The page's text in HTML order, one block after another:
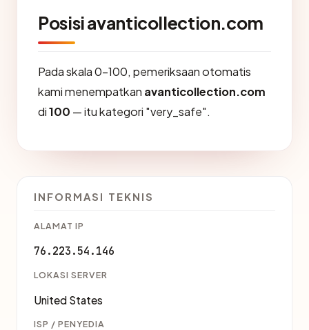
Posisi avanticollection.com
Pada skala 0-100, pemeriksaan otomatis
kami menempatkan avanticollection.com
di100 — itu kategori "very_safe".
INFORMASI TEKNIS
ALAMAT IP
76.223.54.146
LOKASI SERVER
United States
ISP / PENYEDIA